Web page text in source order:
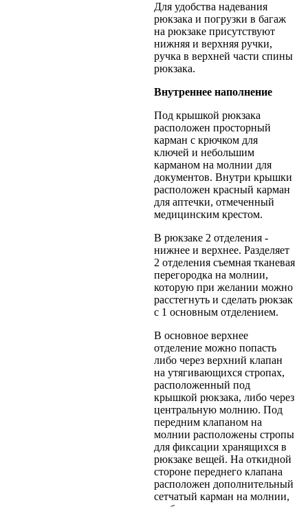
Для удобства надевания
рюкзака и погрузки в багаж
на рюкзаке присутствуют
нижняя и верхняя ручки,
ручка в верхней части спины
рюкзака.
Внутреннее наполнение
Под крышкой рюкзака
расположен просторный
карман с крючком для
ключей и небольшим
карманом на молнии для
документов. Внутри крышки
расположен красный карман
для аптечки, отмеченный
медицинским крестом.
В рюкзаке 2 отделения -
нижнее и верхнее. Разделяет
2 отделения съемная тканевая
перегородка на молнии,
которую при желании можно
расстегнуть и сделать рюкзак
с 1 основным отделением.
В основное верхнее
отделение можно попасть
либо через верхний клапан
на утягивающихся стропах,
расположенный под
крышкой рюкзака, либо через
центральную молнию. Под
передним клапаном на
молнии расположены стропы
для фиксации хранящихся в
рюкзаке вещей. На откидной
стороне переднего клапана
расположен дополнительный
сетчатый карман на молнии,